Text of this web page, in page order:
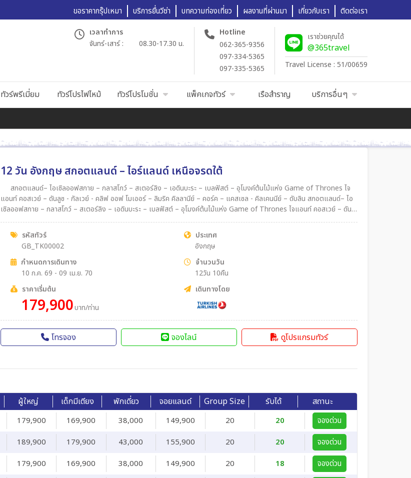
ขอราคากรุ๊ปเหมา บริการยื่นวีซ่า บทความท่องเที่ยว ผลงานที่ผ่านมา เกี่ยวกับเรา ติดต่อเรา
เวลาทำการ
จันทร์-เสาร์ :
08.30-17.30 น.
Hotline
062-365-9356
097-334-5365
097-335-5365
เราช่วยคุณได้
@365travel
Travel License : 51/00659
ทัวร์พรีเมี่ยม ทัวร์โปรไฟไหม้ ทัวร์โปรโมชั่น แพ็คเกจทัวร์ เรือสำราญ บริการอื่นๆ
12 วัน อังกฤษ สกอตแลนด์ – ไอร์แลนด์ เหนือจรดใต้
สกอตแลนด์– ไอเซิลออฟสกาย – กลาสโกว์ – สเตอร์ลิง – เอดินบะระ – เบลฟัสต์ – อุโมงค์ต้นไม้แห่ง Game of Thrones ไจ
แอนท์ คอสเวย์ – ดันลูซ - กัลเวย์ - คลิฟ ออฟ โมเออร์ – ลิมริค คิลลานีย์ – คอร์ค – แคสเซล - คิลเคนนีย์ – ดับลิน สกอตแลนด์– ไอ
เซิลออฟสกาย – กลาสโกว์ – สเตอร์ลิง – เอดินบะระ – เบลฟัสต์ – อุโมงค์ต้นไม้แห่ง Game of Thrones ไจแอนท์ คอสเวย์ – ดัน
ลูซ - กัลเวย์ - คลิฟ ออฟ โมเออร์ – ลิมริค คิลลานีย์ – คอร์ค – แคสเซล - คิลเคนนีย์ – ดับลิน
รหัสทัวร์
GB_TK00002
ประเทศ
อังกฤษ
กำหนดการเดินทาง
10 ก.ค. 69 - 09 เม.ย. 70
จำนวนวัน
12วัน 10คืน
ราคาเริ่มต้น
179,900บาท/ท่าน
เดินทางโดย
โทรจอง จองไลน์ ดูโปรแกรมทัวร์
ผู้ใหญ่ เด็กมีเตียง พักเดี่ยว จอยแลนด์ Group Size รับได้ สถานะ
179,900 169,900 38,000 149,900 20 20
จองด่วน
189,900 179,900 43,000 155,900 20 20
จองด่วน
179,900 169,900 38,000 149,900 20 18
จองด่วน